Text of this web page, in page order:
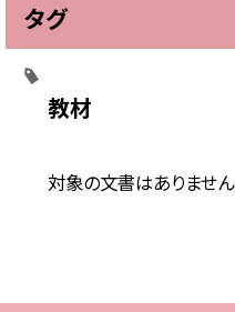
教材
対象の文書はありません
タグ